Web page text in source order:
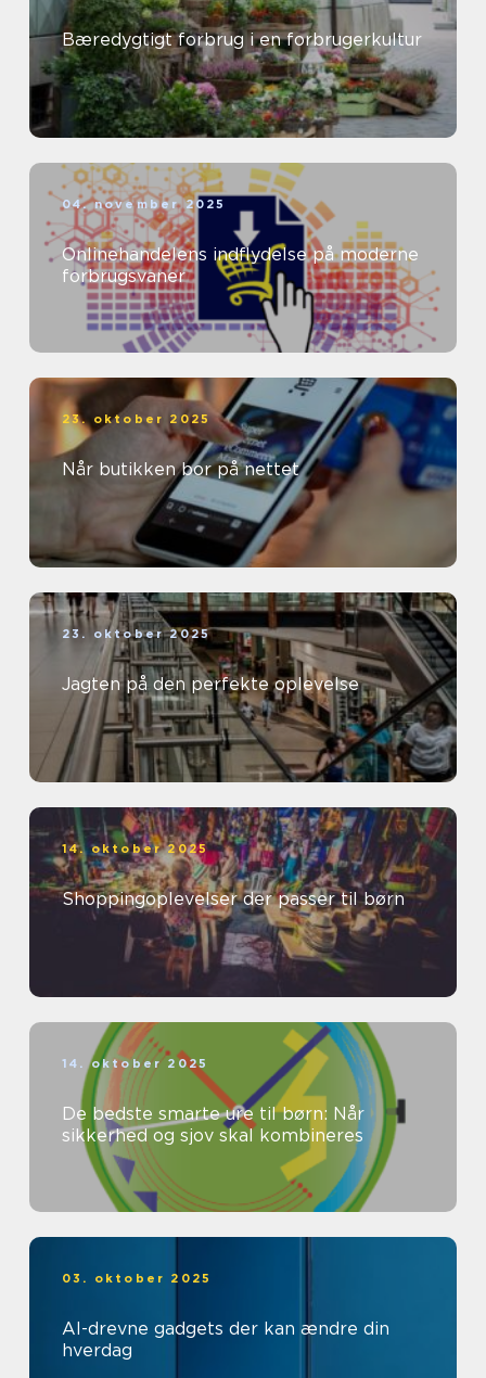
Bæredygtigt forbrug i en forbrugerkultur
04. november 2025
Onlinehandelens indflydelse på moderne
forbrugsvaner
23. oktober 2025
Når butikken bor på nettet
23. oktober 2025
Jagten på den perfekte oplevelse
14. oktober 2025
Shoppingoplevelser der passer til børn
14. oktober 2025
De bedste smarte ure til børn: Når
sikkerhed og sjov skal kombineres
03. oktober 2025
AI-drevne gadgets der kan ændre din
hverdag